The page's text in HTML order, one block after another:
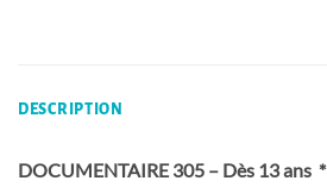
DESCRIPTION
DOCUMENTAIRE 305 – Dès 13 ans *